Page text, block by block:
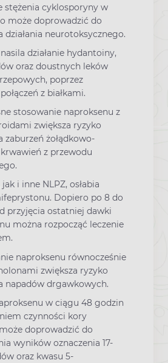
stężenia cyklosporyny w
może doprowadzić do
działania neurotoksycznego.
działanie hydantoiny,
oraz doustnych leków
poprzez
z białkami.
stosowanie naproksenu z
zwiększa ryzyko
zaburzeń żołądkowo-
z przewodu
i inne NLPZ, osłabia
Dopiero po 8 do
przyjęcia ostatniej dawki
można rozpocząć leczenie
naproksenu równocześnie
zwiększa ryzyko
napadów drgawkowych.
w ciągu 48 godzin
czynności kory
doprowadzić do
wyników oznaczenia 17-
oraz kwasu 5-